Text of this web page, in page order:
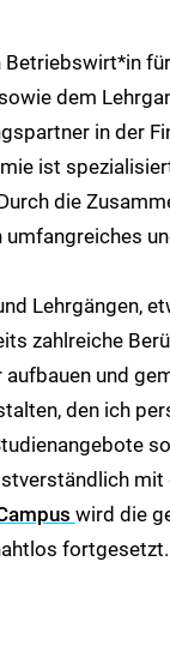
Betriebswirt*in
dem
in der
ist
die
umfangreiches
Lehrgängen,
zahlreiche
aufbauen und
den ich
wird die
fortgesetzt.